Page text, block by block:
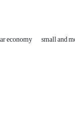
economy small and